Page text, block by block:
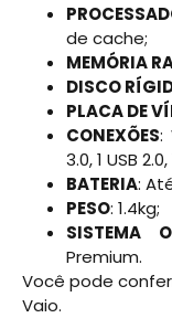
de cache;
MEMÓRIA
DISCO
PLACA DE
CONEXÕES:
3.0, 1 USB
BATERIA:
PESO: 1.4kg;
SISTEMA
Premium.
Você pode
Vaio.